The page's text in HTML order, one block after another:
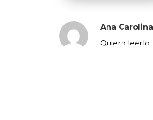
Ana Carolina
Quiero leerlo